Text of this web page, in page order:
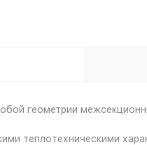
геометрии
теплотехническими